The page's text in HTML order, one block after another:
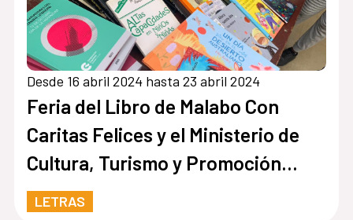
Desde 16 abril 2024 hasta 23 abril 2024
Feria del Libro de Malabo Con
Caritas Felices y el Ministerio de
Cultura, Turismo y Promoción
Artesanal
LETRAS